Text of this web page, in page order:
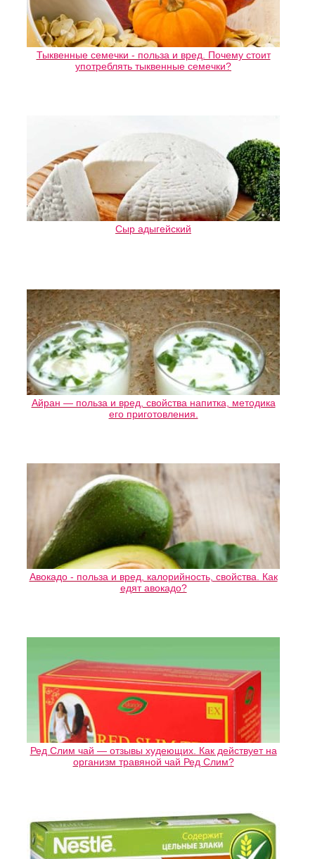
Тыквенные семечки - польза и вред. Почему стоит
употреблять тыквенные семечки?
Сыр адыгейский
Айран — польза и вред, свойства напитка, методика
его приготовления.
Авокадо - польза и вред, калорийность, свойства. Как
едят авокадо?
Ред Слим чай — отзывы худеющих. Как действует на
организм травяной чай Ред Слим?